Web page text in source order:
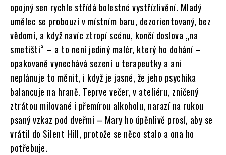
opojný sen rychle střídá bolestné vystřízlivění. Mladý
umělec se probouzí v místním baru, dezorientovaný, bez
vědomí, a když navíc ztropí scénu, končí doslova „na
smetišti“ – a to není jediný malér, který ho dohání –
opakovaně vynechává sezení u terapeutky a ani
neplánuje to měnit, i když je jasné, že jeho psychika
balancuje na hraně. Teprve večer, v ateliéru, zničený
ztrátou milované i přemírou alkoholu, narazí na rukou
psaný vzkaz pod dveřmi – Mary ho úpěnlivě prosí, aby se
vrátil do Silent Hill, protože se něco stalo a ona ho
potřebuje.